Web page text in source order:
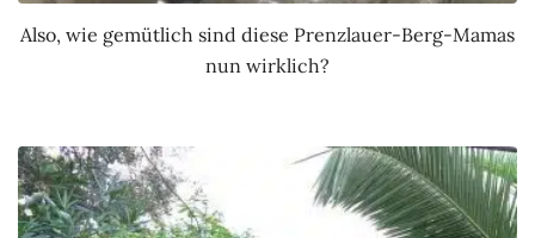
Also, wie gemütlich sind diese Prenzlauer-Berg-Mamas
nun wirklich?